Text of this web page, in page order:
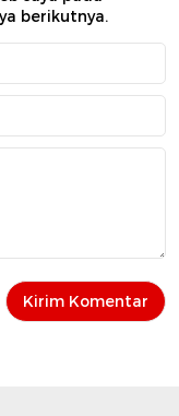
berikutnya.